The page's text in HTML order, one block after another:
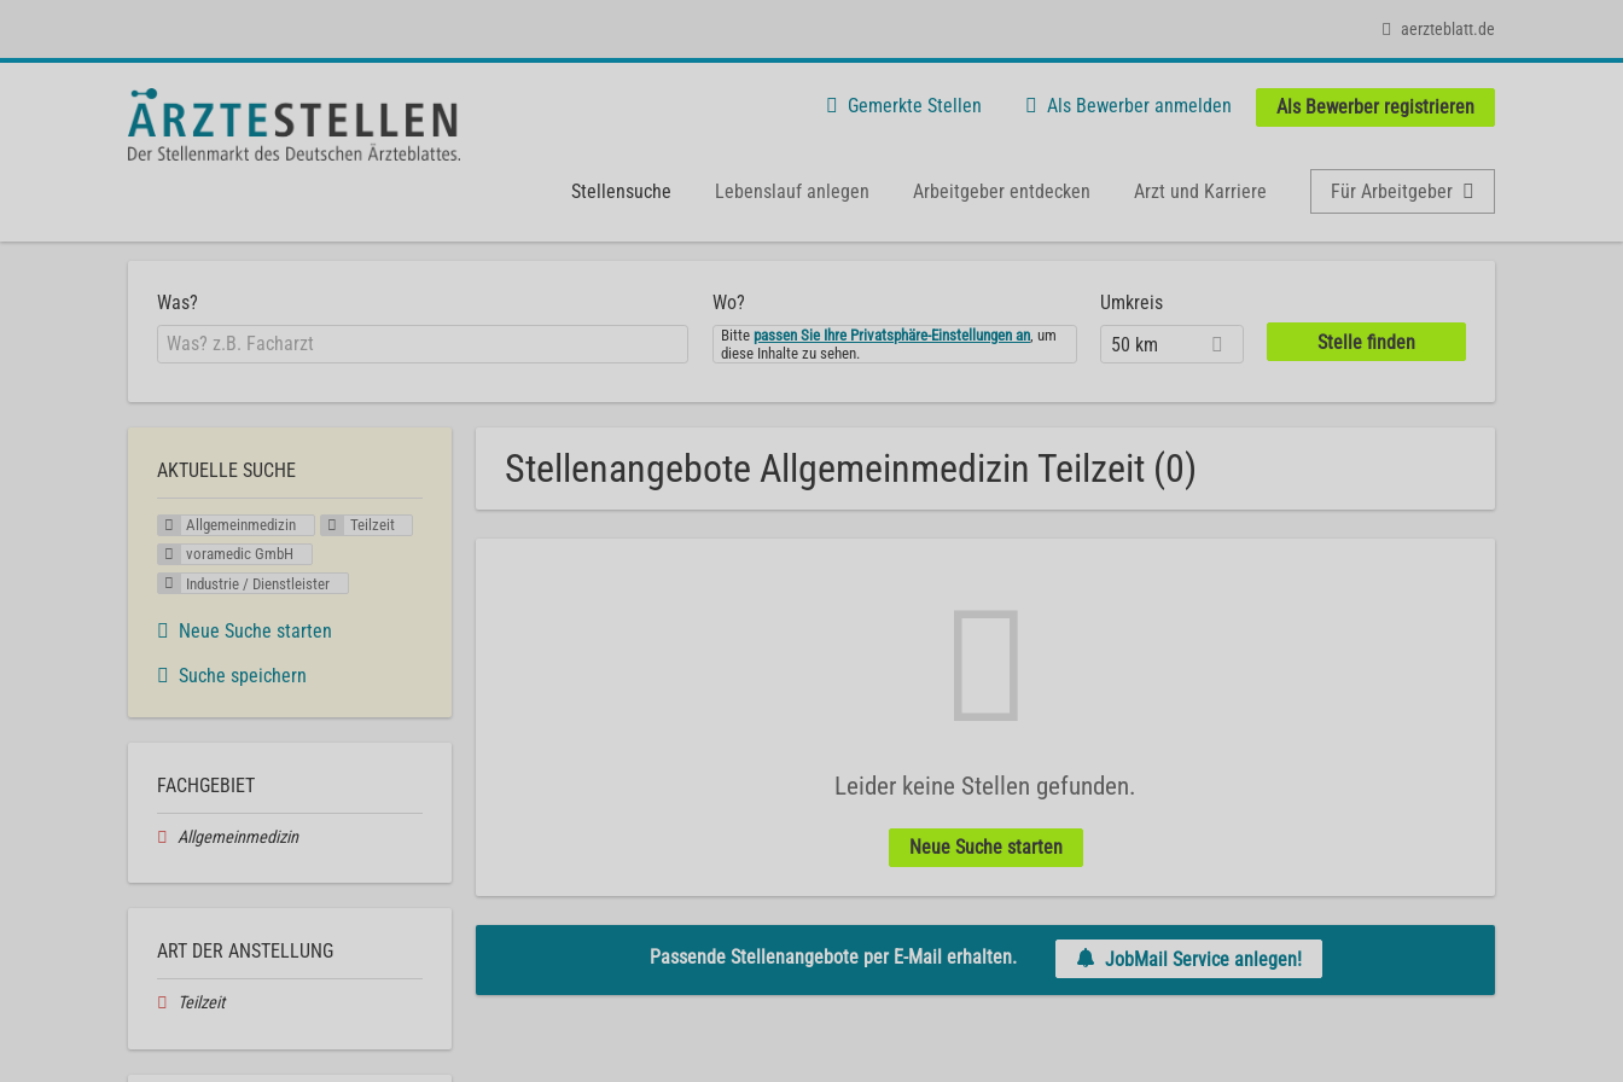
aerzteblatt.de
Gemerkte Stellen Als Bewerber anmelden Als Bewerber registrieren
Stellensuche Lebenslauf anlegen Arbeitgeber entdecken Arzt und Karriere Für Arbeitgeber
Was? Wo?
Bittepassen Sie Ihre Privatsphäre-Einstellungen an, um
diese Inhalte zu sehen.
Umkreis
50 km
Stellenangebote Allgemeinmedizin Teilzeit (0)
Leider keine Stellen gefunden.
Neue Suche starten
Passende Stellenangebote per E-Mail erhalten. JobMail Service anlegen!
AKTUELLE SUCHE
Allgemeinmedizin
Teilzeit
voramedic GmbH
Industrie / Dienstleister
Neue Suche starten
Suche speichern
FACHGEBIET
Allgemeinmedizin
ART DER ANSTELLUNG
Teilzeit